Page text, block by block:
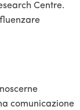
Centre.
comunicazione